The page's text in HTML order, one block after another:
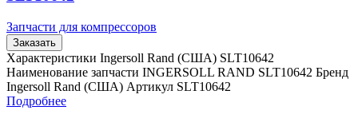
Запчасти для компрессоров
Заказать
Характеристики Ingersoll Rand (США) SLT10642
Наименование запчасти INGERSOLL RAND SLT10642 Бренд
Ingersoll Rand (США) Артикул SLT10642
Подробнее